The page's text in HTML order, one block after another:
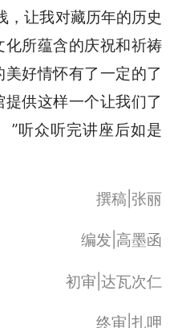
让我对藏历年的历史
所蕴含的庆祝和祈祷
好情怀有了一定的了
供这样一个让我们了
”听众听完讲座后如是
撰稿|张丽
编发|高墨函
初审|达瓦次仁
终审|扎呷